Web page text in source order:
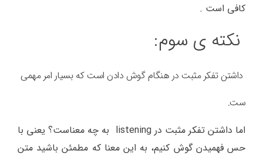
کافی است .
نکته ی سوم:
داشتن تفکر مثبت در هنگام گوش دادن است که بسیار امر مهمی
ست.
اما داشتن تفکر مثبت در listening به چه معناست؟ یعنی با
حس فهمیدن گوش کنیم، به این معنا که مطمئن باشید متن